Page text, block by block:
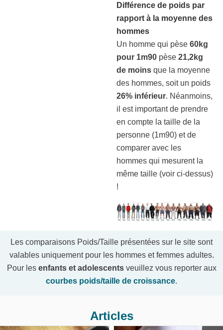
Différence de poids par
rapport à la moyenne des
hommes
Un homme qui pèse 60kg
pour 1m90 pèse 21,2kg
de moins que la moyenne
des hommes, soit un poids
26% inférieur. Néanmoins,
il est important de prendre
en compte la taille de la
personne (1m90) et de
comparer avec les
hommes qui mesurent la
même taille (voir ci-dessus)
!
Les comparaisons Poids/Taille présentées sur le site sont
valables uniquement pour les hommes et femmes adultes.
Pour les enfants et adolescentsveuillez vous reporter aux
courbes poids/taille de croissance.
Articles